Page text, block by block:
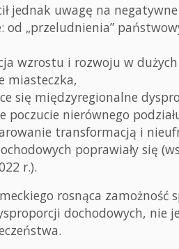
jednak uwagę na
„przeludnienia”
wzrostu i rozwoju w
miasteczka,
się międzyregionalne
nierównego
transformacją i
poprawiały się
r.).
rosnąca zamożność
dochodowych, nie